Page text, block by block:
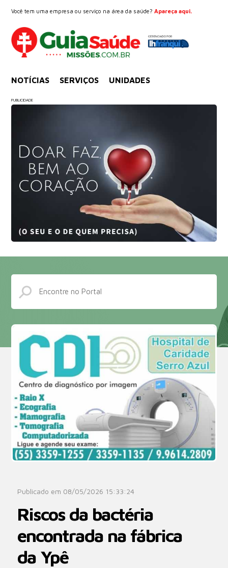
Você tem uma empresa ou serviço na área da saúde?Apareça aqui.
NOTÍCIAS SERVIÇOS UNIDADES
PUBLICIDADE
Publicado em 08/05/2026 15:33:24
Riscos da bactéria
encontrada na fábrica
da Ypê